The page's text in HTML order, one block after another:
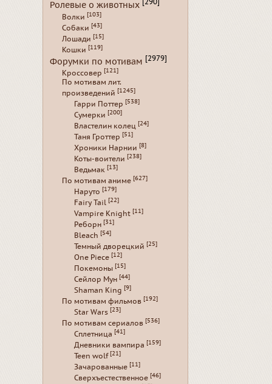
Ролевые о животных [290]
Волки [103]
Собаки [43]
Лошади [15]
Кошки [119]
Форумки по мотивам [2979]
Кроссовер [121]
По мотивам лит.
произведений [1245]
Гарри Поттер [538]
Сумерки [200]
Властелин колец [24]
Таня Гроттер [51]
Хроники Нарнии [8]
Коты-воители [238]
Ведьмак [13]
По мотивам аниме [627]
Наруто [179]
Fairy Tail [22]
Vampire Knight [11]
Реборн [31]
Bleach [54]
Темный дворецкий [25]
One Piece [12]
Покемоны [15]
Сейлор Мун [44]
Shaman King [9]
По мотивам фильмов [192]
Star Wars [23]
По мотивам сериалов [536]
Сплетница [41]
Дневники вампира [159]
Teen wolf [21]
Зачарованные [11]
Сверхъестественное [46]